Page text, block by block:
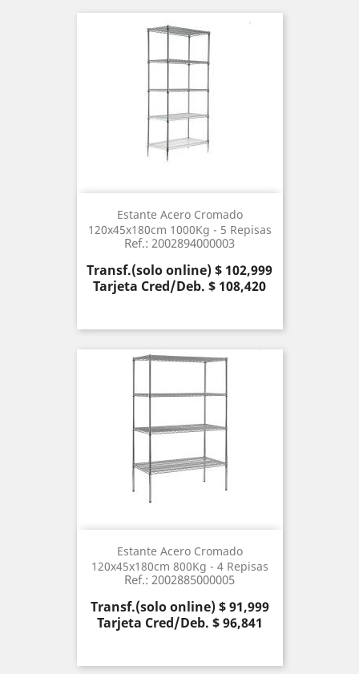
Estante Acero Cromado
120x45x180cm 1000Kg - 5 Repisas
Ref.: 2002894000003
Precio
Transf.(solo online) $ 102,999
Tarjeta Cred/Deb. $ 108,420
Estante Acero Cromado
120x45x180cm 800Kg - 4 Repisas
Ref.: 2002885000005
Precio
Transf.(solo online) $ 91,999
Tarjeta Cred/Deb. $ 96,841